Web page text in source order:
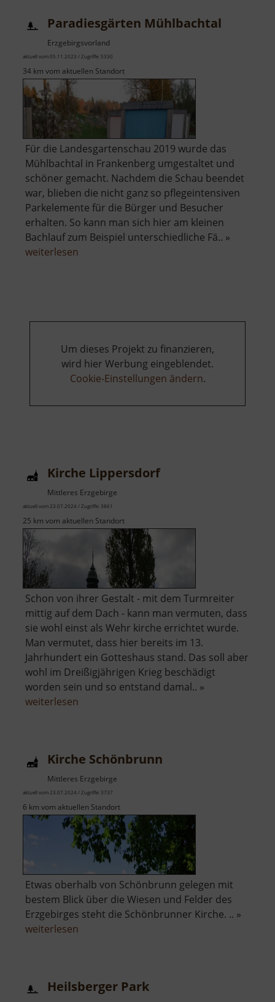
Papiermühle
Paradiesgärten Mühlbachtal
Erzgebirgsvorland
aktuell vom 05.11.2023 / Zugriffe: 5330
34 km vom aktuellen Standort
Für die Landesgartenschau 2019 wurde das
Mühlbachtal in Frankenberg umgestaltet und
schöner gemacht. Nachdem die Schau beendet
war, blieben die nicht ganz so pflegeintensiven
Parkelemente für die Bürger und Besucher
erhalten. So kann man sich hier am kleinen
Bachlauf zum Beispiel unterschiedliche Fä.. »
weiterlesen
Um dieses Projekt zu finanzieren,
wird hier Werbung eingeblendet.
Cookie-Einstellungen ändern.
Kirche Lippersdorf
Mittleres Erzgebirge
aktuell vom 23.07.2024 / Zugriffe: 3861
25 km vom aktuellen Standort
Schon von ihrer Gestalt - mit dem Turmreiter
mittig auf dem Dach - kann man vermuten, dass
sie wohl einst als Wehr kirche errichtet wurde.
Man vermutet, dass hier bereits im 13.
Jahrhundert ein Gotteshaus stand. Das soll aber
wohl im Dreißigjährigen Krieg beschädigt
worden sein und so entstand damal.. »
weiterlesen
Kirche Schönbrunn
Mittleres Erzgebirge
aktuell vom 23.07.2024 / Zugriffe: 3737
6 km vom aktuellen Standort
Etwas oberhalb von Schönbrunn gelegen mit
bestem Blick über die Wiesen und Felder des
Erzgebirges steht die Schönbrunner Kirche. .. »
weiterlesen
Heilsberger Park